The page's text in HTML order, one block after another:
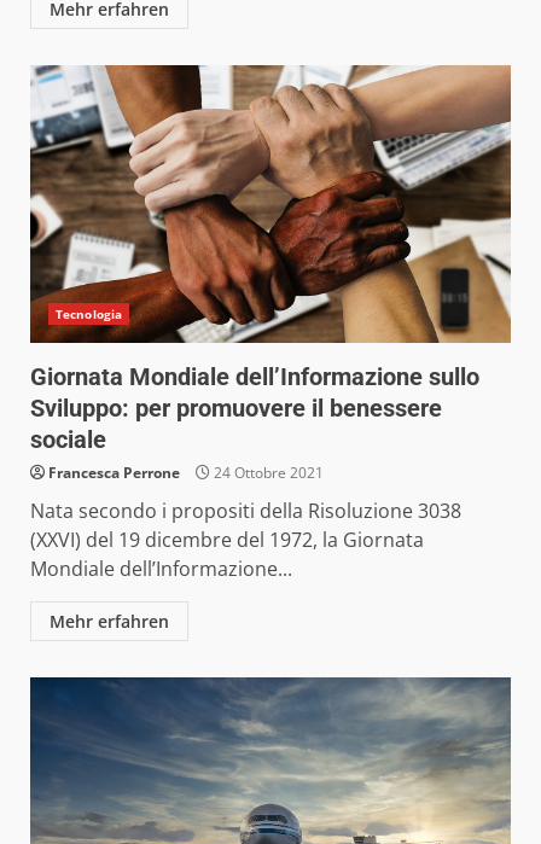
Mehr erfahren
Tecnologia
Giornata Mondiale dell’Informazione sullo
Sviluppo: per promuovere il benessere
sociale
Francesca Perrone 24 Ottobre 2021
Nata secondo i propositi della Risoluzione 3038
(XXVI) del 19 dicembre del 1972, la Giornata
Mondiale dell’Informazione...
Mehr erfahren